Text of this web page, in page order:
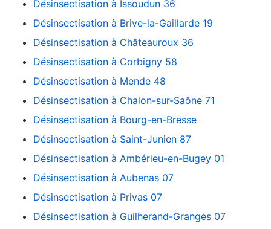
Désinsectisation à Issoudun 36
Désinsectisation à Brive-la-Gaillarde 19
Désinsectisation à Châteauroux 36
Désinsectisation à Corbigny 58
Désinsectisation à Mende 48
Désinsectisation à Chalon-sur-Saône 71
Désinsectisation à Bourg-en-Bresse
Désinsectisation à Saint-Junien 87
Désinsectisation à Ambérieu-en-Bugey 01
Désinsectisation à Aubenas 07
Désinsectisation à Privas 07
Désinsectisation à Guilherand-Granges 07